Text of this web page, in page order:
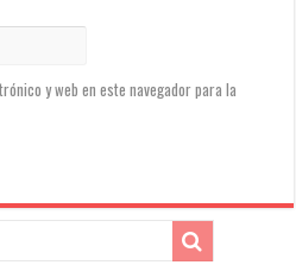
y web en este navegador para la